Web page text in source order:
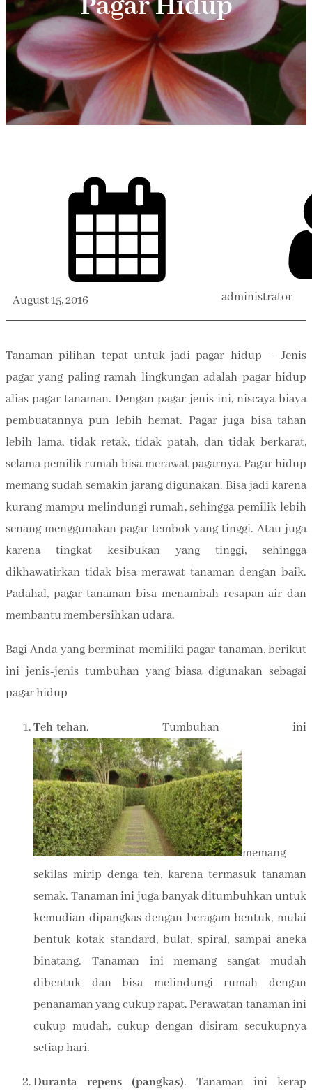
August 15, 2016 administrator
Tanaman pilihan tepat untuk jadi pagar hidup – Jenis
pagar yang paling ramah lingkungan adalah pagar hidup
alias pagar tanaman. Dengan pagar jenis ini, niscaya biaya
pembuatannya pun lebih hemat. Pagar juga bisa tahan
lebih lama, tidak retak, tidak patah, dan tidak berkarat,
selama pemilik rumah bisa merawat pagarnya. Pagar hidup
memang sudah semakin jarang digunakan. Bisa jadi karena
kurang mampu melindungi rumah, sehingga pemilik lebih
senang menggunakan pagar tembok yang tinggi. Atau juga
karena tingkat kesibukan yang tinggi, sehingga
dikhawatirkan tidak bisa merawat tanaman dengan baik.
Padahal, pagar tanaman bisa menambah resapan air dan
membantu membersihkan udara.
Bagi Anda yang berminat memiliki pagar tanaman, berikut
ini jenis-jenis tumbuhan yang biasa digunakan sebagai
pagar hidup
Teh-tehan. Tumbuhan ini
memang
sekilas mirip denga teh, karena termasuk tanaman
semak. Tanaman ini juga banyak ditumbuhkan untuk
kemudian dipangkas dengan beragam bentuk, mulai
bentuk kotak standard, bulat, spiral, sampai aneka
binatang. Tanaman ini memang sangat mudah
dibentuk dan bisa melindungi rumah dengan
penanaman yang cukup rapat. Perawatan tanaman ini
cukup mudah, cukup dengan disiram secukupnya
setiap hari.
Duranta repens (pangkas). Tanaman ini kerap